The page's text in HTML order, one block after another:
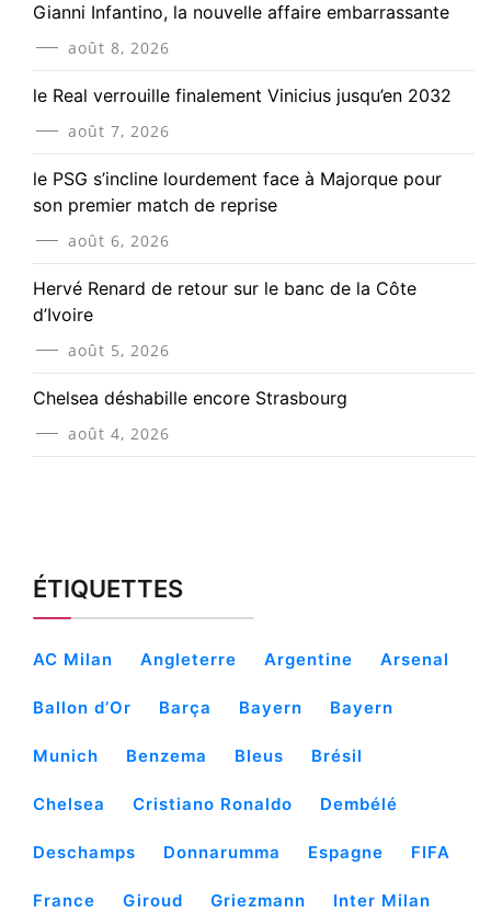
Gianni Infantino, la nouvelle affaire embarrassante
août 8, 2026
le Real verrouille finalement Vinicius jusqu’en 2032
août 7, 2026
le PSG s’incline lourdement face à Majorque pour
son premier match de reprise
août 6, 2026
Hervé Renard de retour sur le banc de la Côte
d’Ivoire
août 5, 2026
Chelsea déshabille encore Strasbourg
août 4, 2026
ÉTIQUETTES
AC Milan Angleterre Argentine Arsenal
Ballon d’Or Barça Bayern Bayern
Munich Benzema Bleus Brésil
Chelsea Cristiano Ronaldo Dembélé
Deschamps Donnarumma Espagne FIFA
France Giroud Griezmann Inter Milan